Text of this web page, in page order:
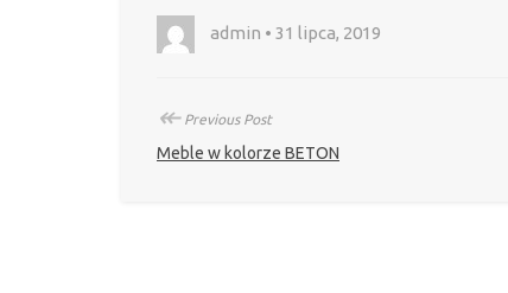
admin • 31 lipca, 2019
↞Previous Post
Meble w kolorze BETON